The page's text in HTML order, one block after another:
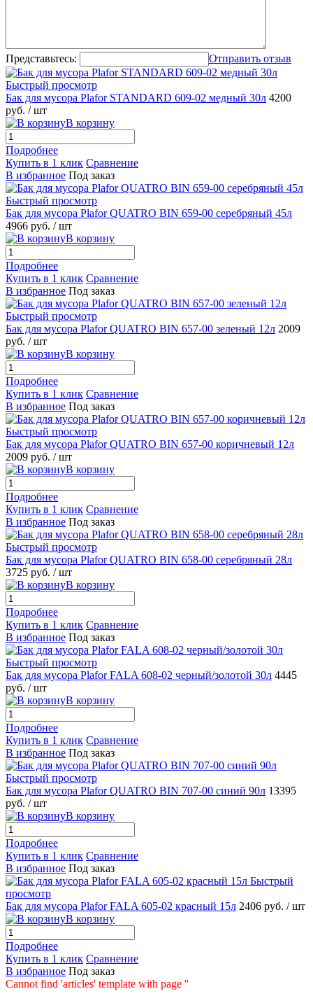
Представьтесь: Отправить отзыв
Быстрый просмотр
Бак для мусора Plafor STANDARD 609-02 медный 30л 4200
руб. / шт
В корзину
Подробнее
Купить в 1 клик Сравнение
В избранное Под заказ
Быстрый просмотр
Бак для мусора Plafor QUATRO BIN 659-00 серебряный 45л
4966 руб. / шт
В корзину
Подробнее
Купить в 1 клик Сравнение
В избранное Под заказ
Быстрый просмотр
Бак для мусора Plafor QUATRO BIN 657-00 зеленый 12л 2009
руб. / шт
В корзину
Подробнее
Купить в 1 клик Сравнение
В избранное Под заказ
Быстрый просмотр
Бак для мусора Plafor QUATRO BIN 657-00 коричневый 12л
2009 руб. / шт
В корзину
Подробнее
Купить в 1 клик Сравнение
В избранное Под заказ
Быстрый просмотр
Бак для мусора Plafor QUATRO BIN 658-00 серебряный 28л
3725 руб. / шт
В корзину
Подробнее
Купить в 1 клик Сравнение
В избранное Под заказ
Быстрый просмотр
Бак для мусора Plafor FALA 608-02 черный/золотой 30л 4445
руб. / шт
В корзину
Подробнее
Купить в 1 клик Сравнение
В избранное Под заказ
Быстрый просмотр
Бак для мусора Plafor QUATRO BIN 707-00 синий 90л 13395
руб. / шт
В корзину
Подробнее
Купить в 1 клик Сравнение
В избранное Под заказ
Быстрый
просмотр
Бак для мусора Plafor FALA 605-02 красный 15л 2406 руб. / шт
В корзину
Подробнее
Купить в 1 клик Сравнение
В избранное Под заказ
Cannot find 'articles' template with page ''